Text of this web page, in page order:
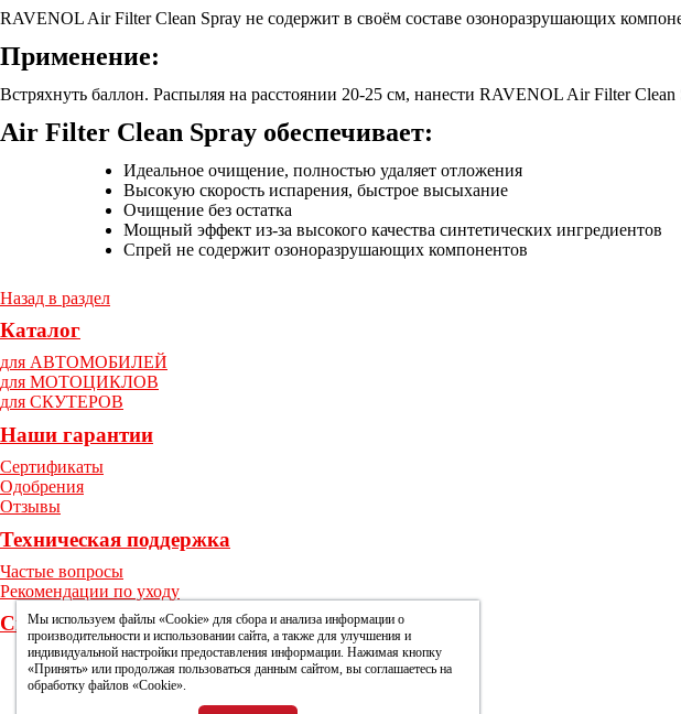
RAVENOL Air Filter Clean Spray не содержит в своём составе озоноразрушающих
Применение:
Встряхнуть баллон. Распыляя на расстоянии 20-25 см, нанести RAVENOL Air Filter
Air Filter Clean Spray обеспечивает:
Идеальное очищение, полностью удаляет отложения
Высокую скорость испарения, быстрое высыхание
Очищение без остатка
Мощный эффект из-за высокого качества синтетических ингредиентов
Спрей не содержит озоноразрушающих компонентов
Назад в раздел
Каталог
для АВТОМОБИЛЕЙ
для МОТОЦИКЛОВ
для СКУТЕРОВ
Наши гарантии
Сертификаты
Одобрения
Отзывы
Техническая поддержка
Частые вопросы
Рекомендации по уходу
Способы оплаты
Мы используем файлы «Cookie» для сбора и анализа информации о
производительности и использовании сайта, а также для улучшения и
индивидуальной настройки предоставления информации. Нажимая кнопку
«Принять» или продолжая пользоваться данным сайтом, вы соглашаетесь на
обработку файлов «Cookie».